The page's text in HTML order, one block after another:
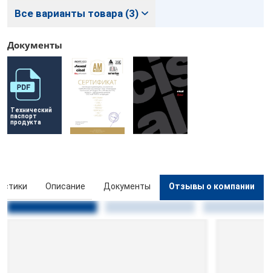
Все варианты товара (3)
Документы
Технический
паспорт
продукта
Описание Документы Отзывы о компании